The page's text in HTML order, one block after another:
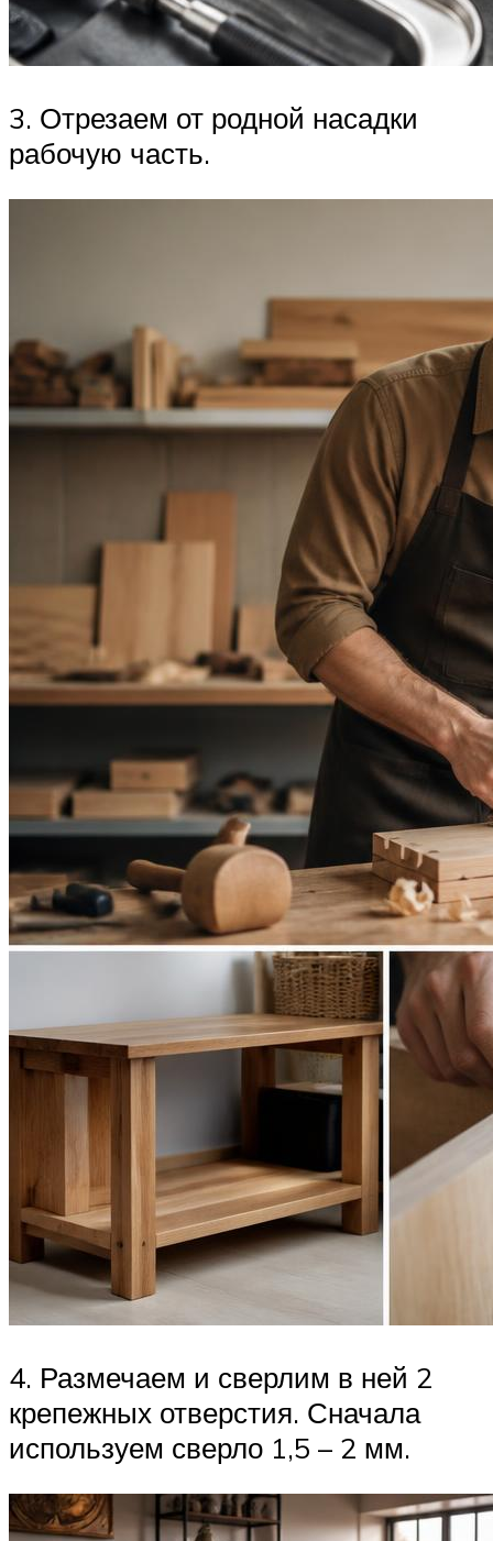
3. Отрезаем от родной насадки
рабочую часть.
4. Размечаем и сверлим в ней 2
крепежных отверстия. Сначала
используем сверло 1,5 – 2 мм.